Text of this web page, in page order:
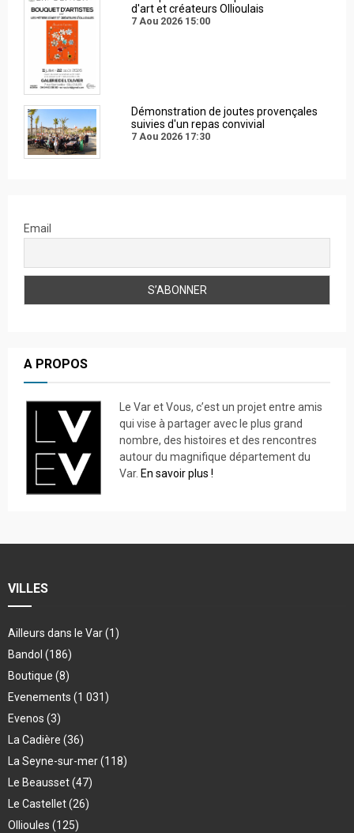
d'art et créateurs Ollioulais
7 Aou 2026 15:00
Démonstration de joutes provençales
suivies d'un repas convivial
7 Aou 2026 17:30
Email
A PROPOS
Le Var et Vous, c’est un projet entre amis
qui vise à partager avec le plus grand
nombre, des histoires et des rencontres
autour du magnifique département du
Var. En savoir plus !
VILLES
Ailleurs dans le Var(1)
Bandol (186)
Boutique (8)
Evenements (1 031)
Evenos (3)
La Cadière (36)
La Seyne-sur-mer(118)
Le Beausset(47)
Le Castellet(26)
Ollioules (125)